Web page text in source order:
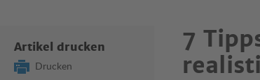
Artikel drucken
Drucken
7